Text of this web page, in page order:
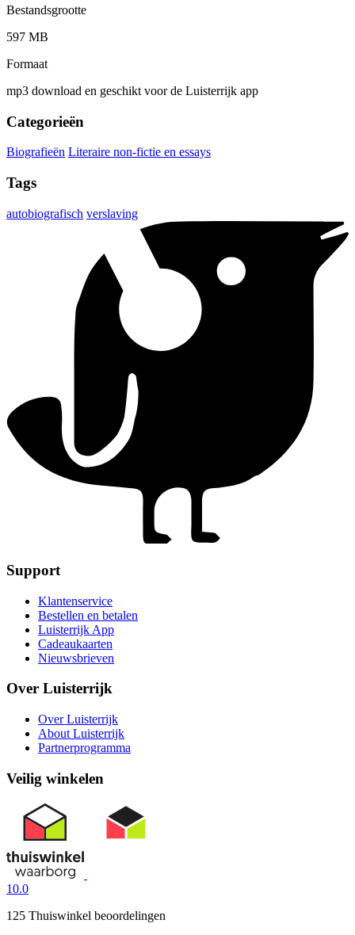
Bestandsgrootte
597 MB
Formaat
mp3 download en geschikt voor de Luisterrijk app
Categorieën
Biografieën Literaire non-fictie en essays
Tags
autobiografisch verslaving
Support
Klantenservice
Bestellen en betalen
Luisterrijk App
Cadeaukaarten
Nieuwsbrieven
Over Luisterrijk
Over Luisterrijk
About Luisterrijk
Partnerprogramma
Veilig winkelen
10.0
125 Thuiswinkel beoordelingen